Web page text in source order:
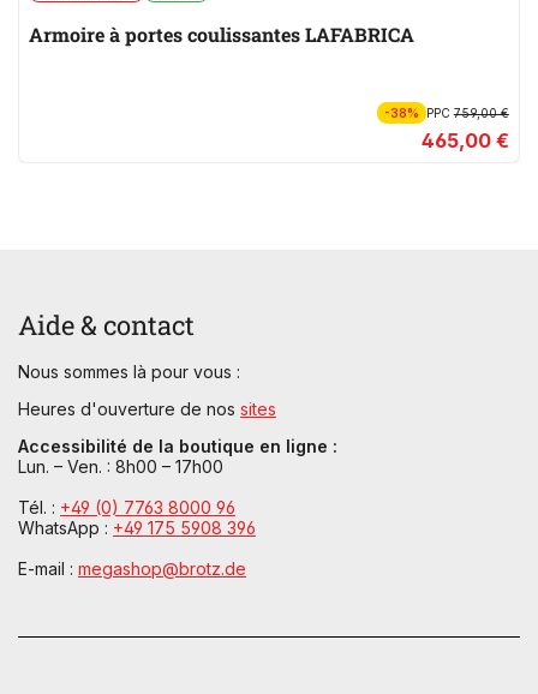
Armoire à portes coulissantes LAFABRICA
-38% PPC759,00 €
465,00 €
Aide & contact
Nous sommes là pour vous :
Heures d'ouverture de nos sites
Accessibilité de la boutique en ligne :
Lun. – Ven. : 8h00 – 17h00
Tél. : +49 (0) 7763 8000 96
WhatsApp : +49 175 5908 396
E-mail : megashop@brotz.de